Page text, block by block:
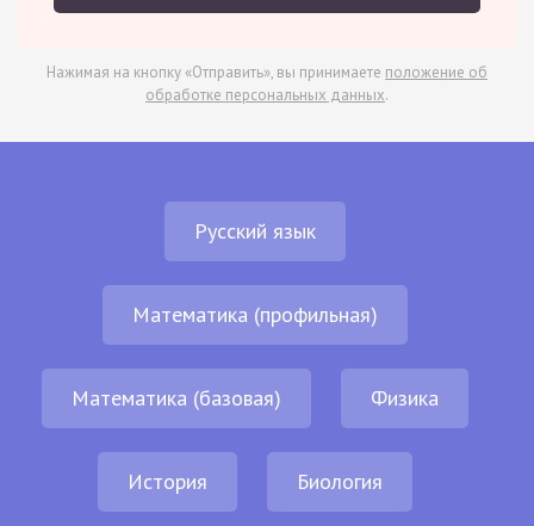
Нажимая на кнопку «Отправить», вы принимаете положение об
обработке персональных данных.
Русский язык
Математика (профильная)
Математика (базовая) Физика
История Биология